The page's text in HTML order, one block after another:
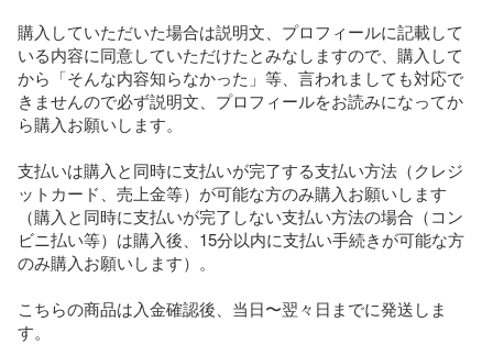
購入していただいた場合は説明文、プロフィールに記載して
いる内容に同意していただけたとみなしますので、購入して
から「そんな内容知らなかった」等、言われましても対応で
きませんので必ず説明文、プロフィールをお読みになってか
ら購入お願いします。
支払いは購入と同時に支払いが完了する支払い方法（クレジ
ットカード、売上金等）が可能な方のみ購入お願いします
（購入と同時に支払いが完了しない支払い方法の場合（コン
ビニ払い等）は購入後、15分以内に支払い手続きが可能な方
のみ購入お願いします）。
こちらの商品は入金確認後、当日〜翌々日までに発送しま
す。